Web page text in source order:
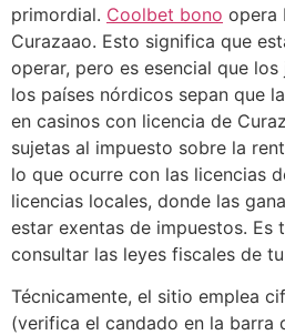
primordial. Coolbet bono opera
Curazaao. Esto significa que
operar, pero es esencial que
los países nórdicos sepan que
en casinos con licencia de
sujetas al impuesto sobre la
lo que ocurre con las licencias
licencias locales, donde las
estar exentas de impuestos. Es
consultar las leyes fiscales de
Técnicamente, el sitio emplea
(verifica el candado en la barra